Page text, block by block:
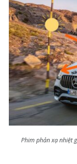
Phim phản xạ nhiệt